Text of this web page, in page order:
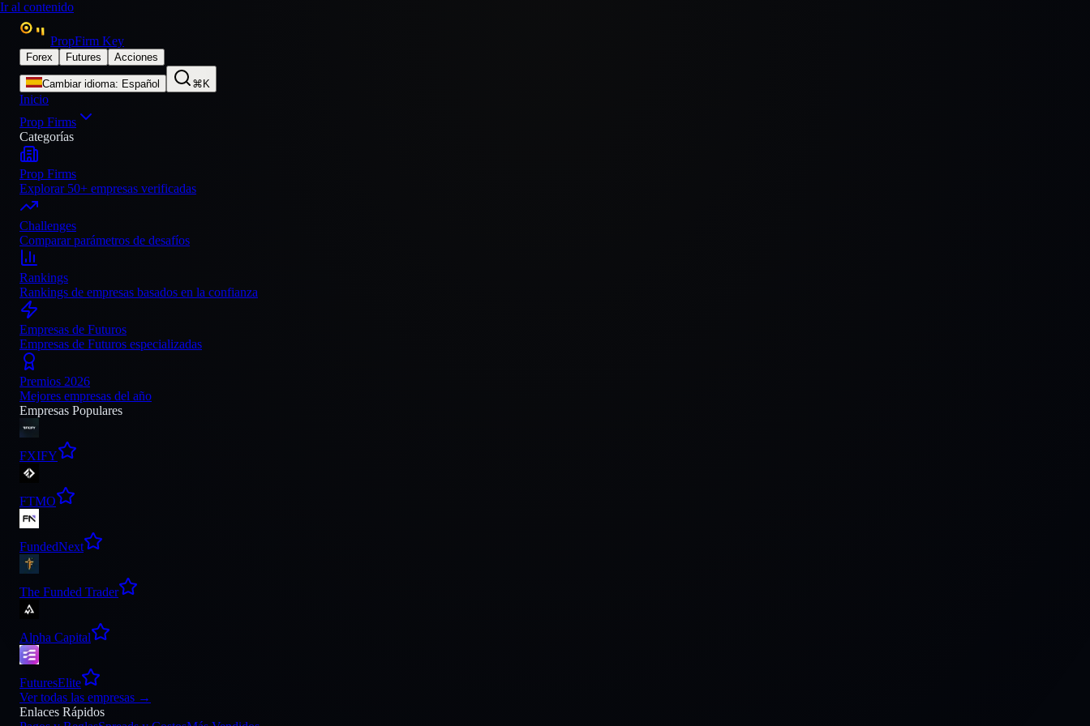
Ir al contenido
PropFirm Key
Forex Futures Acciones
Cambiar idioma: Español ⌘K
Inicio
Prop Firms
Categorías
Prop Firms
Explorar 50+ empresas verificadas
Challenges
Comparar parámetros de desafíos
Rankings
Rankings de empresas basados en la confianza
Empresas de Futuros
Empresas de Futuros especializadas
Premios 2026
Mejores empresas del año
Empresas Populares
FXIFY
FTMO
FundedNext
The Funded Trader
Alpha Capital
FuturesElite
Ver todas las empresas →
Enlaces Rápidos